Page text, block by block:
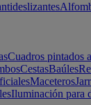
Cuadros pintados
CestasBaúles
Maceteros
Iluminación para